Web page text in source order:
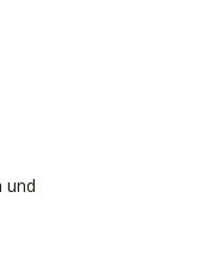
und